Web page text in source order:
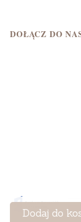
DOŁĄCZ DO
Dodaj do